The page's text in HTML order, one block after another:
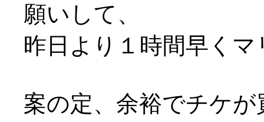
願いして、
昨日より１時間早く
案の定、余裕でチケ